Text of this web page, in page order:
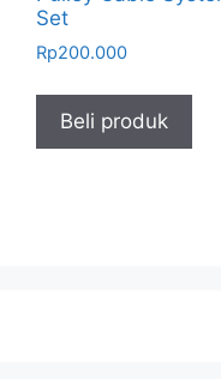
Set
Rp200.000
Beli produk